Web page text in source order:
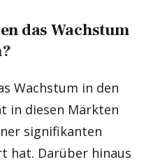
das Wachstum
Wachstum in den
in diesen Märkten
signifikanten
hat. Darüber hinaus